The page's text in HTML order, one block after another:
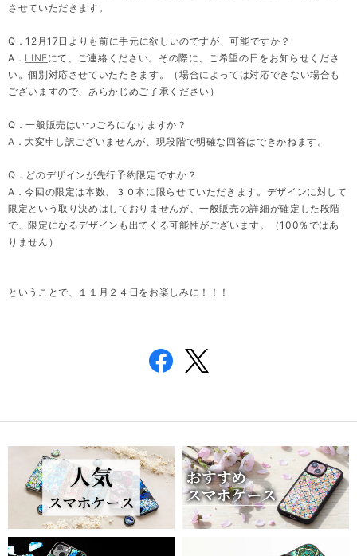
させていただきます。
Q．12月17日よりも前に手元に欲しいのですが、可能ですか？
A． LINEにて、ご連絡ください。その際に、ご希望の日をお知らせくださ
い。個別対応させていただきます。（場合によっては対応できない場合も
ございますので、あらかじめご了承ください）
Q．一般販売はいつごろになりますか？
A．大変申し訳ございませんが、現段階で明確な回答はできかねます。
Q．どのデザインが先行予約限定ですか？
A．今回の限定は本数、３０本に限らせていただきます。デザインに対して
限定という取り決めはしておりませんが、一般販売の詳細が確定した段階
で、限定になるデザインも出てくる可能性がございます。（100％ではあ
りません）
ということで、１１月２４日をお楽しみに！！！